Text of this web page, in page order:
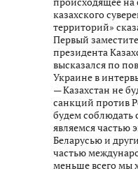
казахского
территорий»
Первый
президента
высказался по
Украине в
— Казахстан не
санкций против
будем соблюдать
являемся частью
Беларусью и
частью
меньше всего мы